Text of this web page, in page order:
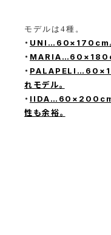
モデルは4種。
・ UNI…60×170cm。
・ MARIA…60×180cm
・
れモデル。
・ IIDA…60×200cm。
性も余裕。